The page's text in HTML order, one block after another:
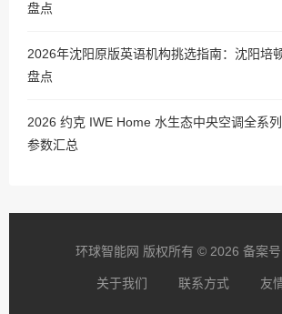
盘点
2026年沈阳原版英语机构挑选指南：沈阳培
盘点
2026 约克 IWE Home 水生态中央空调全系
参数汇总
环球智能网 版权所有 © 2026 备案
关于我们 联系方式 友